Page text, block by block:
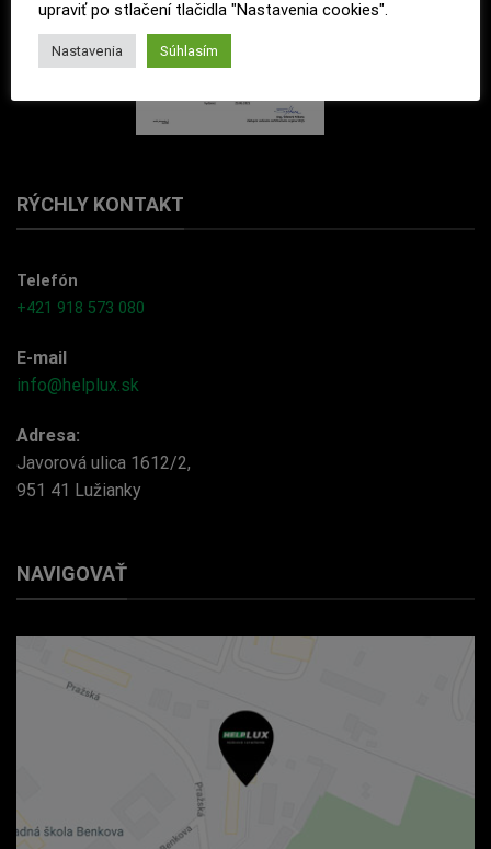
RÝCHLY KONTAKT
Telefón
+421 918 573 080
E-mail
info@helplux.sk
Adresa:
Javorová ulica 1612/2,
951 41 Lužianky
NAVIGOVAŤ
upraviť po stlačení tlačidla "Nastavenia cookies".
Nastavenia Súhlasím